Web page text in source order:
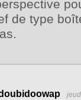
de type